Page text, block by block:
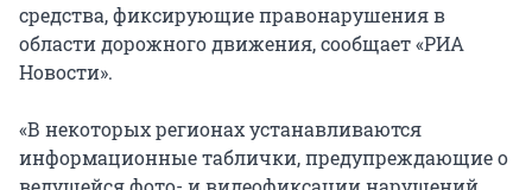
средства, фиксирующие правонарушения в
области дорожного движения, сообщает «РИА
Новости».
«В некоторых регионах устанавливаются
информационные таблички, предупреждающие о